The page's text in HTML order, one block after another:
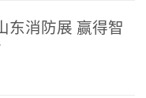
东消防展 赢得智